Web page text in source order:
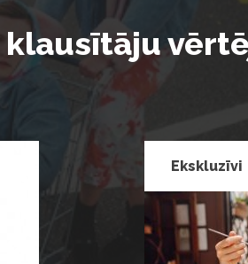
Ekskluzīvi